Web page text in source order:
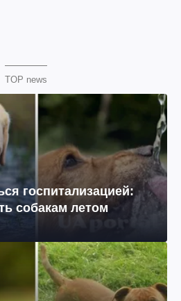
TOP news
госпитализацией:
собакам летом